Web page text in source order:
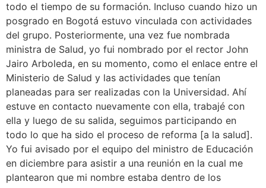
todo el tiempo de su formación. Incluso cuando hizo un
posgrado en Bogotá estuvo vinculada con actividades
del grupo. Posteriormente, una vez fue nombrada
ministra de Salud, yo fui nombrado por el rector John
Jairo Arboleda, en su momento, como el enlace entre el
Ministerio de Salud y las actividades que tenían
planeadas para ser realizadas con la Universidad. Ahí
estuve en contacto nuevamente con ella, trabajé con
ella y luego de su salida, seguimos participando en
todo lo que ha sido el proceso de reforma [a la salud].
Yo fui avisado por el equipo del ministro de Educación
en diciembre para asistir a una reunión en la cual me
plantearon que mi nombre estaba dentro de los